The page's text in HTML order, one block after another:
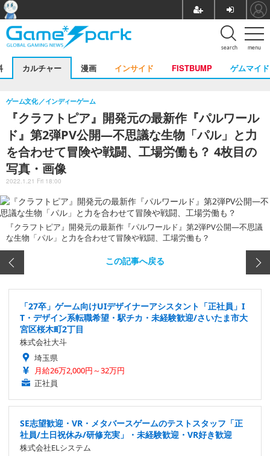
menu
search
カルチャー 漫画 インサイド FISTBUMP ゲムマイド
『クラフトピア』開発元の最新作『パルワール
ド』第2弾PV公開―不思議な生物「パル」と力
を合わせて冒険や戦闘、工場労働も？ 4枚目の
写真・画像
ゲーム文化 インディーゲーム
2022.1.21 Fri 18:00
『クラフトピア』開発元の最新作『パルワールド』第2弾PV公開―不思議
な生物「パル」と力を合わせて冒険や戦闘、工場労働も？
この記事へ戻る
「27卒」ゲーム向けUIデザイナーアシスタント「正社員」I
T・デザイン系転職希望・駅チカ・未経験歓迎/さいたま市大
宮区桜木町2丁目
株式会社大斗
埼玉県
月給26万2,000円～32万円
正社員
SE志望歓迎・VR・メタバースゲームのテストスタッフ「正
社員/土日祝休み/研修充実」・未経験歓迎・VR好き歓迎
株式会社ELシステム